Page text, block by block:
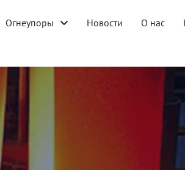
Огнеупоры Новости О нас